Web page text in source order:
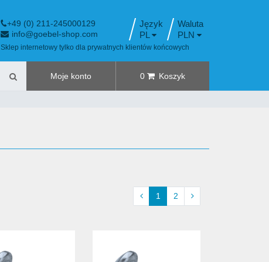
Język
PL
PLN
+49 (0) 211-245000129
info@goebel-shop.com
Sklep internetowy tylko dla prywatnych klientów końcowych
Moje konto 0 Koszyk
1 2